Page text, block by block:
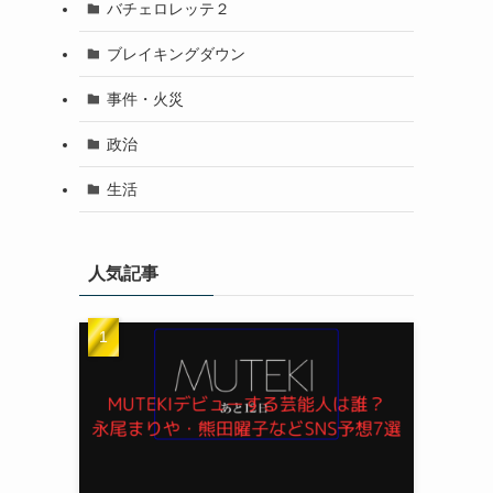
バチェロレッテ２
ブレイキングダウン
事件・火災
政治
生活
人気記事